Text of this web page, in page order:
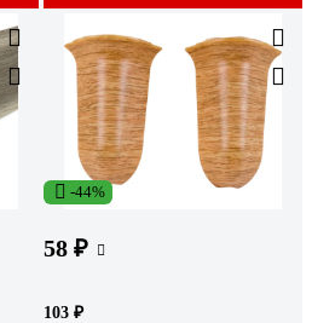
-44%
58 ₽
103 ₽